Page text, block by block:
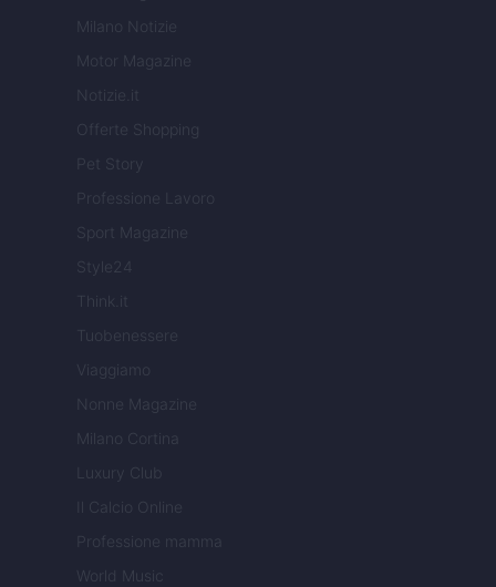
Milano Notizie
Motor Magazine
Notizie.it
Offerte Shopping
Pet Story
Professione Lavoro
Sport Magazine
Style24
Think.it
Tuobenessere
Viaggiamo
Nonne Magazine
Milano Cortina
Luxury Club
Il Calcio Online
Professione mamma
World Music